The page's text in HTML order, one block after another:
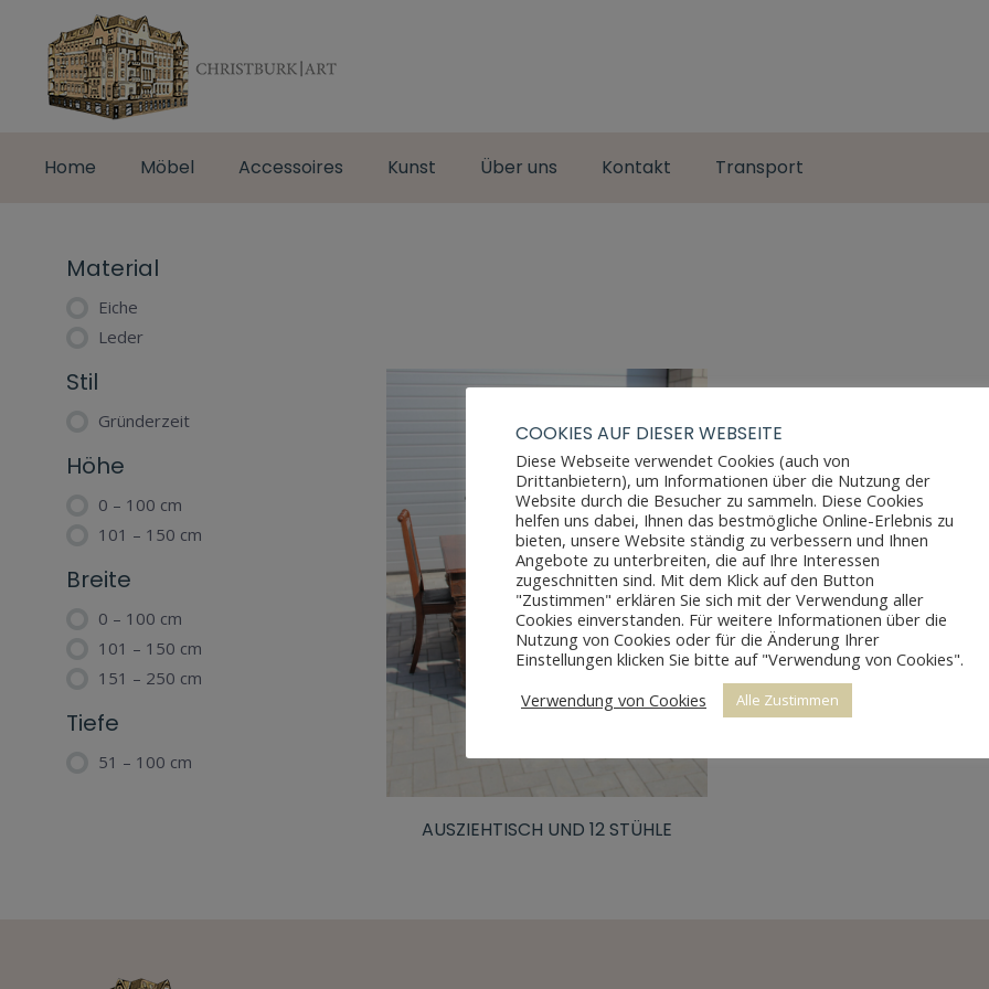
Home Möbel Accessoires Kunst Über uns Kontakt Transport
AUSZIEHTISCH UND 12 STÜHLE
Material
Eiche
Leder
Stil
Gründerzeit
Höhe
0 – 100 cm
101 – 150 cm
Breite
0 – 100 cm
101 – 150 cm
151 – 250 cm
Tiefe
51 – 100 cm
COOKIES AUF DIESER WEBSEITE
Diese Webseite verwendet Cookies (auch von
Drittanbietern), um Informationen über die Nutzung der
Website durch die Besucher zu sammeln. Diese Cookies
helfen uns dabei, Ihnen das bestmögliche Online-Erlebnis zu
bieten, unsere Website ständig zu verbessern und Ihnen
Angebote zu unterbreiten, die auf Ihre Interessen
zugeschnitten sind. Mit dem Klick auf den Button
"Zustimmen" erklären Sie sich mit der Verwendung aller
Cookies einverstanden. Für weitere Informationen über die
Nutzung von Cookies oder für die Änderung Ihrer
Einstellungen klicken Sie bitte auf "Verwendung von Cookies".
Verwendung von Cookies
Alle Zustimmen